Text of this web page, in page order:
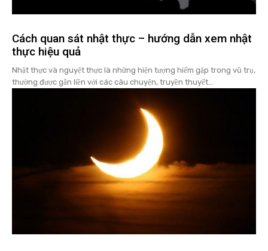
Cách quan sát nhật thực – hướng dẫn xem nhật
thực hiệu quả
Nhật thực và nguyệt thực là những hiện tượng hiếm gặp trong vũ trụ,
thường được gắn liền với các câu chuyện, truyền thuyết...